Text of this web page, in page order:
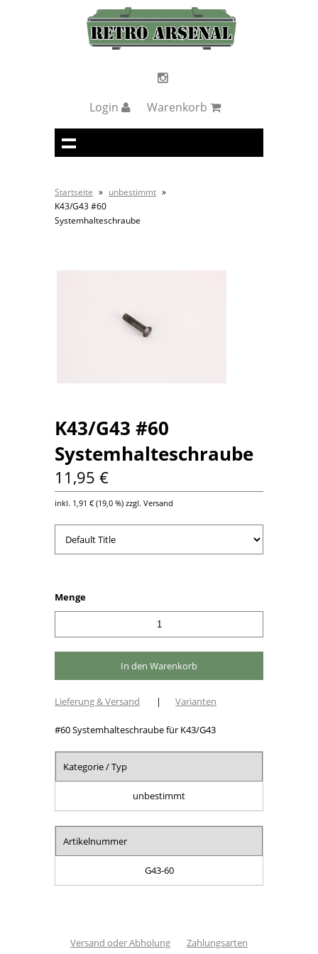
Login Warenkorb
Startseite » unbestimmt »
K43/G43 #60
Systemhalteschraube
K43/G43 #60
Systemhalteschraube
11,95 €
inkl. 1,91 € (19,0 %) zzgl. Versand
Menge
Lieferung & Versand | Varianten
#60 Systemhalteschraube für K43/G43
Kategorie / Typ
unbestimmt
Artikelnummer
G43-60
Versand oder Abholung Zahlungsarten